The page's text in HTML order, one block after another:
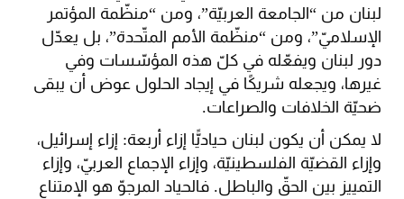
لبنان من “الجامعة العربيّة”، ومن “منظّمة المؤتمر
الإسلاميّ”، ومن “منظّمة الأمم المتّحدة”، بل يعدّل
دور لبنان ويفعّله في كلّ هذه المؤسّسات وفي
غيرها، ويجعله شريكًا في إيجاد الحلول عوض أن يبقى
ضحيّة الخلافات والصراعات.
لا يمكن أن يكون لبنان حياديًّا إزاء أربعة: إزاء إسرائيل،
وإزاء القضيّة الفلسطينيّة، وإزاء الإجماع العربيّ، وإزاء
التمييز بين الحقّ والباطل. فالحياد المرجوّ هو الإمتناع